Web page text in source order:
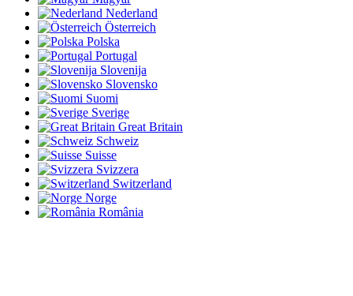
Nederland
Österreich
Polska
Portugal
Slovenija
Slovensko
Suomi
Sverige
Great Britain
Schweiz
Suisse
Svizzera
Switzerland
Norge
România